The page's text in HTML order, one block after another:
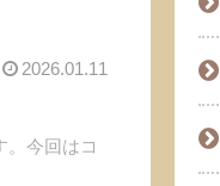
2026.01.11
。今回はコ